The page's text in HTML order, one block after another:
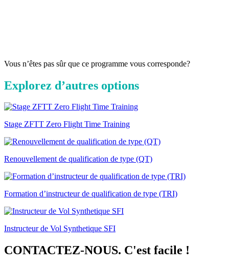
Vous n’êtes pas sûr que ce programme vous corresponde?
Explorez d’autres options
Stage ZFTT Zero Flight Time Training
Renouvellement de qualification de type (QT)
Formation d’instructeur de qualification de type (TRI)
Instructeur de Vol Synthetique SFI
CONTACTEZ-NOUS. C'est facile !